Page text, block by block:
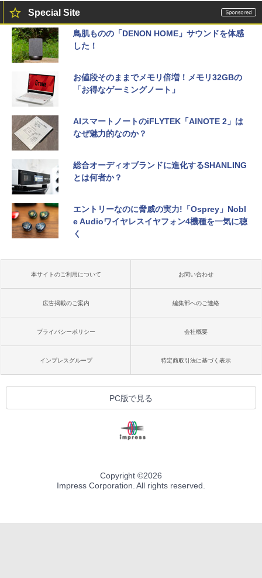
Special Site
鳥肌ものの「DENON HOME」サウンドを体感
した！
お値段そのままでメモリ倍増！メモリ32GBの
「お得なゲーミングノート」
AIスマートノートのiFLYTEK「AINOTE 2」は
なぜ魅力的なのか？
総合オーディオブランドに進化するSHANLING
とは何者か？
エントリーなのに脅威の実力!「Osprey」Nobl
e Audioワイヤレスイヤフォン4機種を一気に聴
く
本サイトのご利用について お問い合わせ
広告掲載のご案内 編集部へのご連絡
プライバシーポリシー 会社概要
インプレスグループ 特定商取引法に基づく表示
PC版で見る
Copyright ©2026
Impress Corporation. All rights reserved.